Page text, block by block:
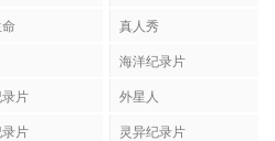
真人秀
海洋纪录片
片
外星人
片
灵异纪录片